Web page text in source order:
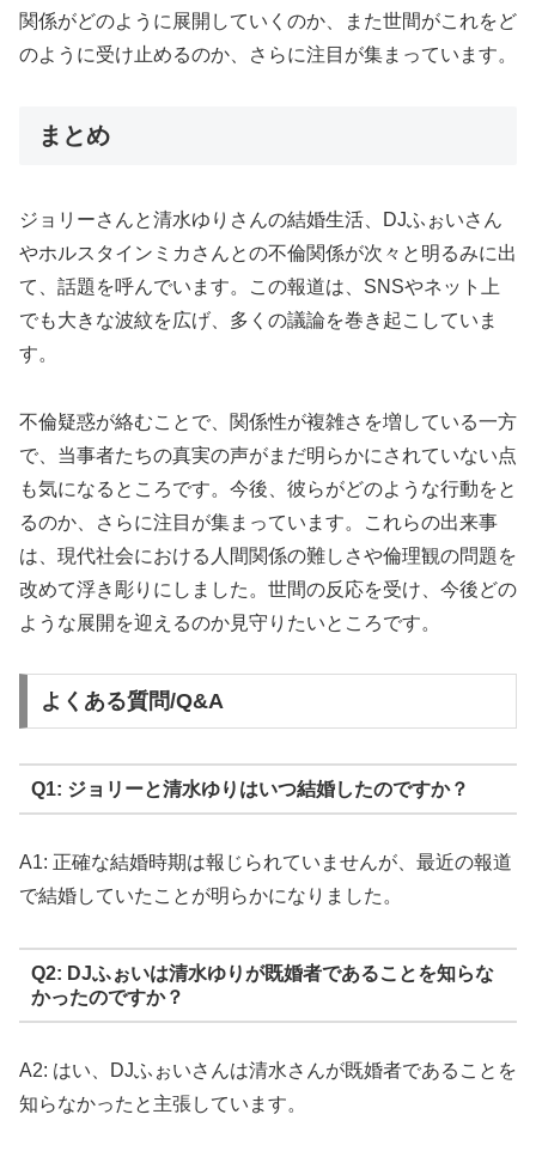
関係がどのように展開していくのか、また世間がこれをど
のように受け止めるのか、さらに注目が集まっています。
まとめ
ジョリーさんと清水ゆりさんの結婚生活、DJふぉいさん
やホルスタインミカさんとの不倫関係が次々と明るみに出
て、話題を呼んでいます。この報道は、SNSやネット上
でも大きな波紋を広げ、多くの議論を巻き起こしていま
す。
不倫疑惑が絡むことで、関係性が複雑さを増している一方
で、当事者たちの真実の声がまだ明らかにされていない点
も気になるところです。今後、彼らがどのような行動をと
るのか、さらに注目が集まっています。これらの出来事
は、現代社会における人間関係の難しさや倫理観の問題を
改めて浮き彫りにしました。世間の反応を受け、今後どの
ような展開を迎えるのか見守りたいところです。
よくある質問/Q&A
Q1: ジョリーと清水ゆりはいつ結婚したのですか？
A1: 正確な結婚時期は報じられていませんが、最近の報道
で結婚していたことが明らかになりました。
Q2: DJふぉいは清水ゆりが既婚者であることを知らな
かったのですか？
A2: はい、DJふぉいさんは清水さんが既婚者であることを
知らなかったと主張しています。